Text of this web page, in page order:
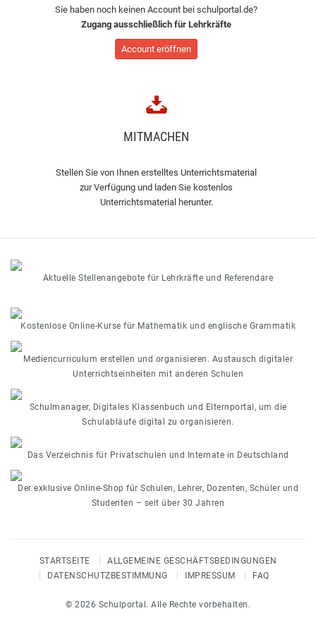
Sie haben noch keinen Account bei schulportal.de?
Zugang ausschließlich für Lehrkräfte
Account eröffnen
MITMACHEN
Stellen Sie von Ihnen erstelltes Unterrichtsmaterial
zur Verfügung und laden Sie kostenlos
Unterrichtsmaterial herunter.
Aktuelle Stellenangebote für Lehrkräfte und Referendare
Kostenlose Online-Kurse für Mathematik und englische Grammatik
Mediencurriculum erstellen und organisieren. Austausch digitaler
Unterrichtseinheiten mit anderen Schulen
Schulmanager, Digitales Klassenbuch und Elternportal, um die
Schulabläufe digital zu organisieren.
Das Verzeichnis für Privatschulen und Internate in Deutschland
Der exklusive Online-Shop für Schulen, Lehrer, Dozenten, Schüler und
Studenten – seit über 30 Jahren
STARTSEITE
ALLGEMEINE GESCHÄFTSBEDINGUNGEN
DATENSCHUTZBESTIMMUNG
IMPRESSUM FAQ
© 2026 Schulportal. Alle Rechte vorbehalten.